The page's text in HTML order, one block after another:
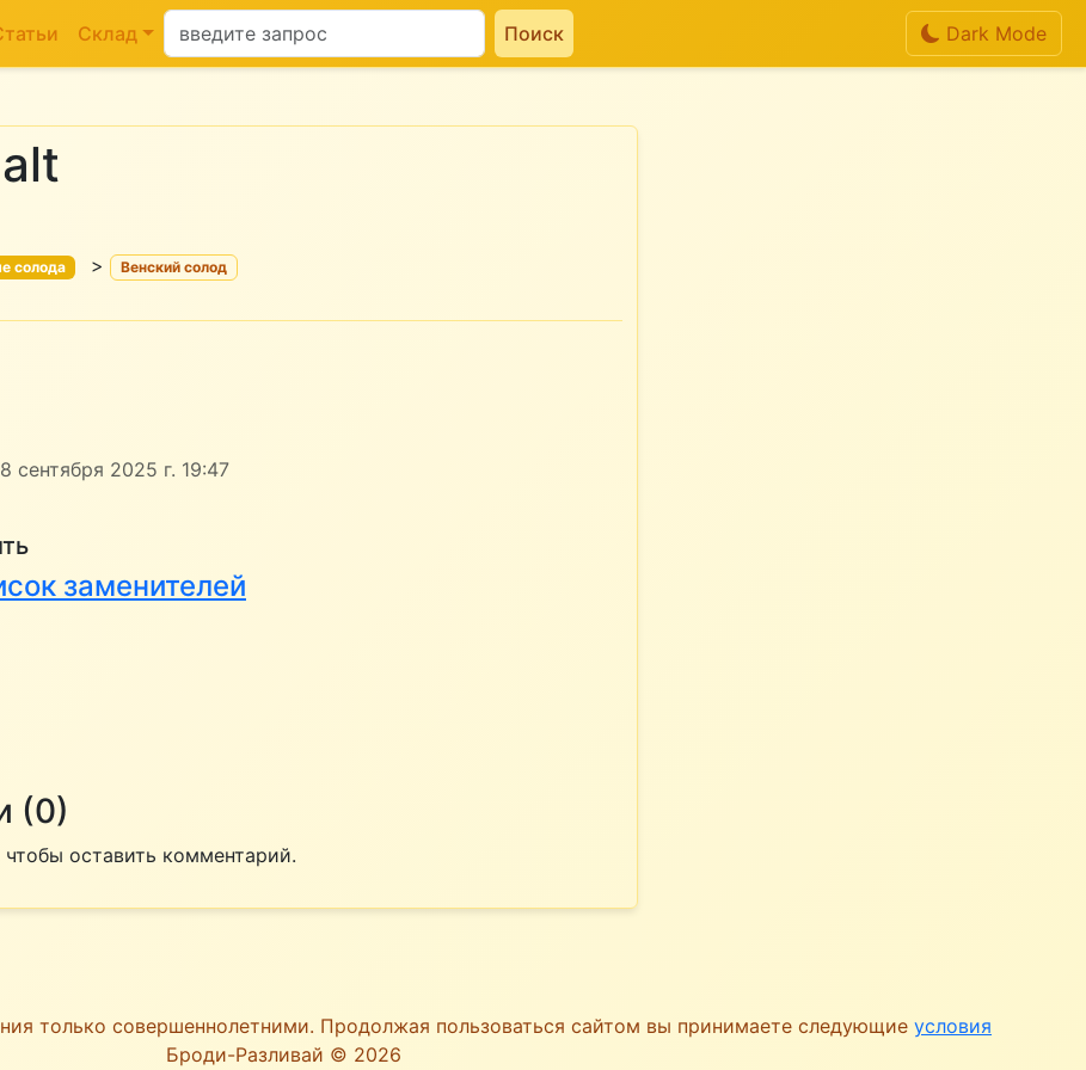
Склад Поиск Dark Mode
солода > Венский солод
сентября 2025 г. 19:47
заменителей
(0)
чтобы оставить комментарий.
только совершеннолетними. Продолжая пользоваться сайтом вы принимаете следующие условия
Броди-Разливай © 2026